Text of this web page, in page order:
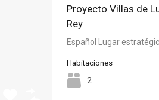
Proyecto Villas de
Rey
Español Lugar
Habitaciones
2